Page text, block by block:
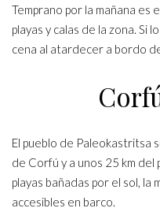
Temprano por la mañana es
playas y calas de la zona. Si
cena al atardecer a bordo
El pueblo de Paleokastritsa
de Corfú y a unos 25 km
playas bañadas por el sol, la
accesibles en barco.